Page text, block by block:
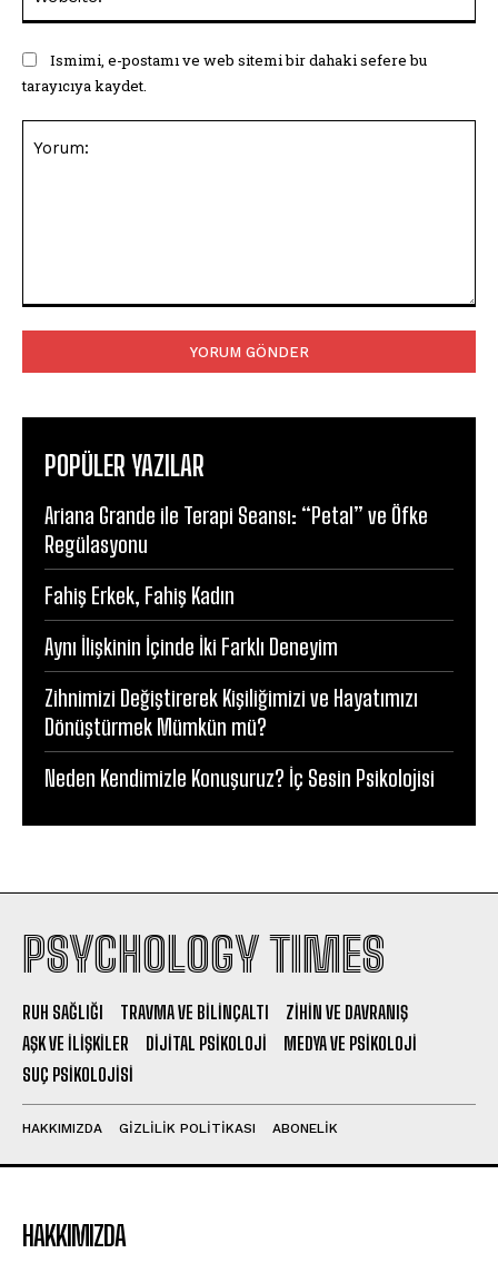
Ismimi, e-postamı ve web sitemi bir dahaki sefere bu
tarayıcıya kaydet.
POPÜLER YAZILAR
Ariana Grande ile Terapi Seansı: “Petal” ve Öfke
Regülasyonu
Fahiş Erkek, Fahiş Kadın
Aynı İlişkinin İçinde İki Farklı Deneyim
Zihnimizi Değiştirerek Kişiliğimizi ve Hayatımızı
Dönüştürmek Mümkün mü?
Neden Kendimizle Konuşuruz? İç Sesin Psikolojisi
PSYCHOLOGY TIMES
RUH SAĞLIĞI TRAVMA VE BILINÇALTI
ZIHIN VE DAVRANIŞ
AŞK VE İLIŞKILER
DIJITAL PSIKOLOJI
MEDYA VE PSIKOLOJI
SUÇ PSIKOLOJISI
HAKKIMIZDA GIZLILIK POLITIKASI ABONELIK
HAKKIMIZDA